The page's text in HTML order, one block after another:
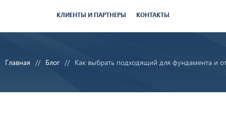
КЛИЕНТЫ И ПАРТНЕРЫ КОНТАКТЫ
Главная Блог Как выбрать подходящий для фундамента и